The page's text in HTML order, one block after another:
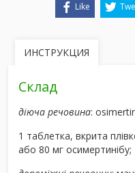
Like
ИНСТРУКЦИЯ
Склад
діюча речовина:
1 таблетка, вкрита
або 80 мг осимертинібу;